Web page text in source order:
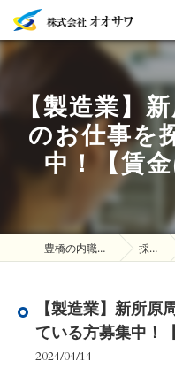
【製造業】
のお仕事を
中！【賃
豊橋の内職は株式会社オオサワ 採用ブログ
【製造業】新所
ている方募集中！
2024/04/14